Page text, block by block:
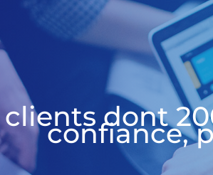
clients dont
confiance,